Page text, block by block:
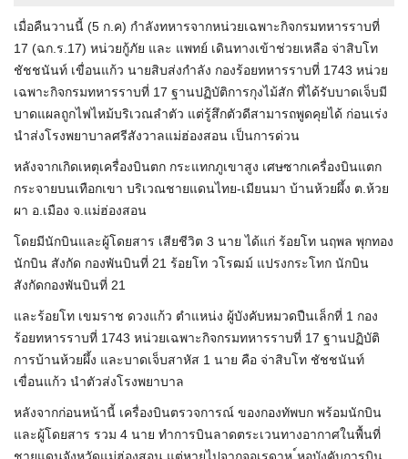
เมื่อคืนวานนี้ (5 ก.ค) กำลังทหารจากหน่วยเฉพาะกิจกรมทหารราบที่
17 (ฉก.ร.17) หน่วยกู้ภัย และ แพทย์ เดินทางเข้าช่วยเหลือ จ่าสิบโท
ชัชชนันท์ เขื่อนแก้ว นายสิบส่งกำลัง กองร้อยทหารราบที่ 1743 หน่วย
เฉพาะกิจกรมทหารราบที่ 17 ฐานปฏิบัติการกุงไม้สัก ที่ได้รับบาดเจ็บมี
บาดแผลถูกไฟไหม้บริเวณลำตัว แต่รู้สึกตัวดีสามารถพูดคุยได้ ก่อนเร่ง
นำส่งโรงพยาบาลศรีสังวาลแม่ฮ่องสอน เป็นการด่วน
หลังจากเกิดเหตุเครื่องบินตก กระแทกภูเขาสูง เศษซากเครื่องบินแตก
กระจายบนเทือกเขา บริเวณชายแดนไทย-เมียนมา บ้านห้วยผึ้ง ต.ห้วย
ผา อ.เมือง จ.แม่ฮ่องสอน
โดยมีนักบินและผู้โดยสาร เสียชีวิต 3 นาย ได้แก่ ร้อยโท นฤพล พุกทอง
นักบิน สังกัด กองพันบินที่ 21 ร้อยโท วโรฒม์ แปรงกระโทก นักบิน
สังกัดกองพันบินที่ 21
และร้อยโท เขมราช ดวงแก้ว ตำแหน่ง ผู้บังคับหมวดปืนเล็กที่ 1 กอง
ร้อยทหารราบที่ 1743 หน่วยเฉพาะกิจกรมทหารราบที่ 17 ฐานปฏิบัติ
การบ้านห้วยผึ้ง และบาดเจ็บสาหัส 1 นาย คือ จ่าสิบโท ชัชชนันท์
เขื่อนแก้ว นำตัวส่งโรงพยาบาล
หลังจากก่อนหน้านี้ เครื่องบินตรวจการณ์ ของกองทัพบก พร้อมนักบิน
และผู้โดยสาร รวม 4 นาย ทำการบินลาดตระเวนทางอากาศในพื้นที่